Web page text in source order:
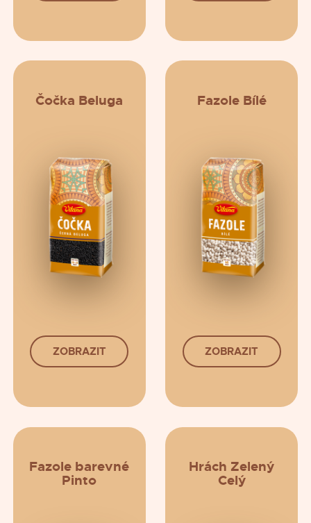
Čočka Beluga
ZOBRAZIT
Fazole Bílé
ZOBRAZIT
Fazole barevné
Pinto
Hrách Zelený
Celý